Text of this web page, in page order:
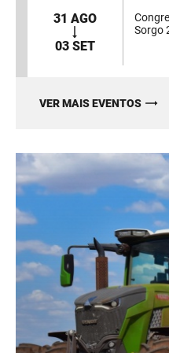
31 AGO
03 SET
Sorgo
VER MAIS EVENTOS